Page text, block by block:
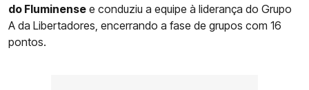
do Fluminense e conduziu a equipe à liderança do Grupo
A da Libertadores, encerrando a fase de grupos com 16
pontos.